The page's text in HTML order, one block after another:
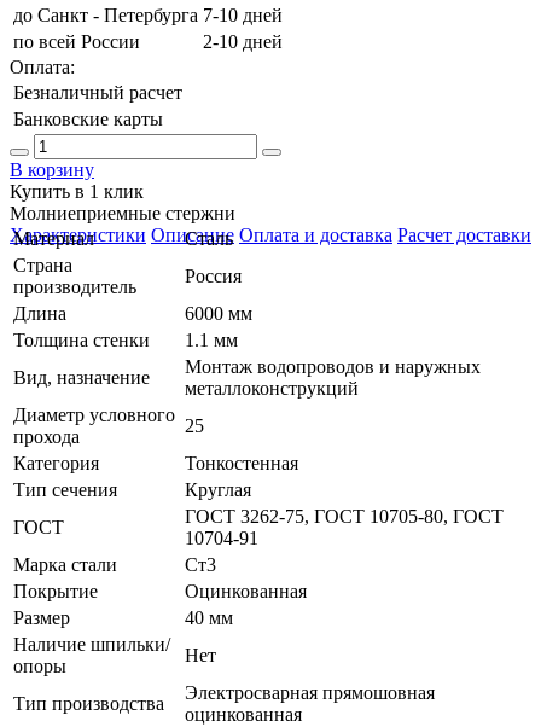
до Санкт - Петербурга 7-10 дней
по всей России
2-10 дней
Оплата:
Безналичный расчет
Банковские карты
В корзину
Купить в 1 клик
Молниеприемные стержни
Характеристики Описание Оплата и доставка Расчет доставки
Материал
Сталь
Страна
производитель
Россия
Длина
6000 мм
Толщина стенки
1.1 мм
Вид, назначение
Монтаж водопроводов и наружных
металлоконструкций
Диаметр условного
прохода
25
Категория
Тонкостенная
Тип сечения
Круглая
ГОСТ
ГОСТ 3262-75, ГОСТ 10705-80, ГОСТ
10704-91
Марка стали
Ст3
Покрытие
Оцинкованная
Размер
40 мм
Наличие шпильки/
опоры
Нет
Тип производства
Электросварная прямошовная
оцинкованная